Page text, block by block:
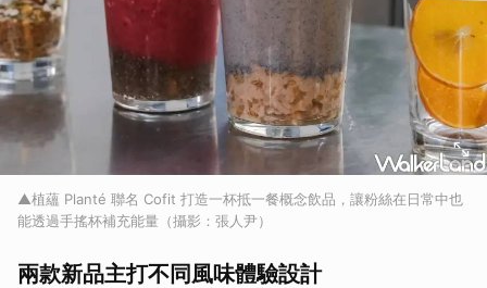
▲植蘊 Planté 聯名 Cofit 打造一杯抵一餐概念飲品，讓粉絲在日常中也
能透過手搖杯補充能量（攝影：張人尹）
兩款新品主打不同風味體驗設計